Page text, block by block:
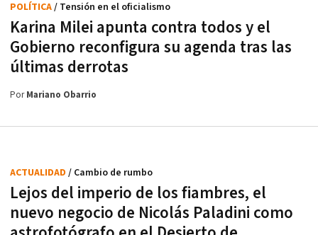
Karina Milei apunta contra todos y el
Gobierno reconfigura su agenda tras las
últimas derrotas
POLÍTICA/ Tensión en el oficialismo
PorMariano Obarrio
Lejos del imperio de los fiambres, el
nuevo negocio de Nicolás Paladini como
ACTUALIDAD / Cambio de rumbo